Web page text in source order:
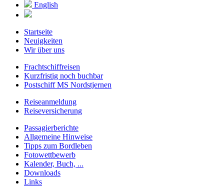
English
Startseite
Neuigkeiten
Wir über uns
Frachtschiffreisen
Kurzfristig noch buchbar
Postschiff MS Nordstjernen
Reiseanmeldung
Reiseversicherung
Passagierberichte
Allgemeine Hinweise
Tipps zum Bordleben
Fotowettbewerb
Kalender, Buch, ...
Downloads
Links